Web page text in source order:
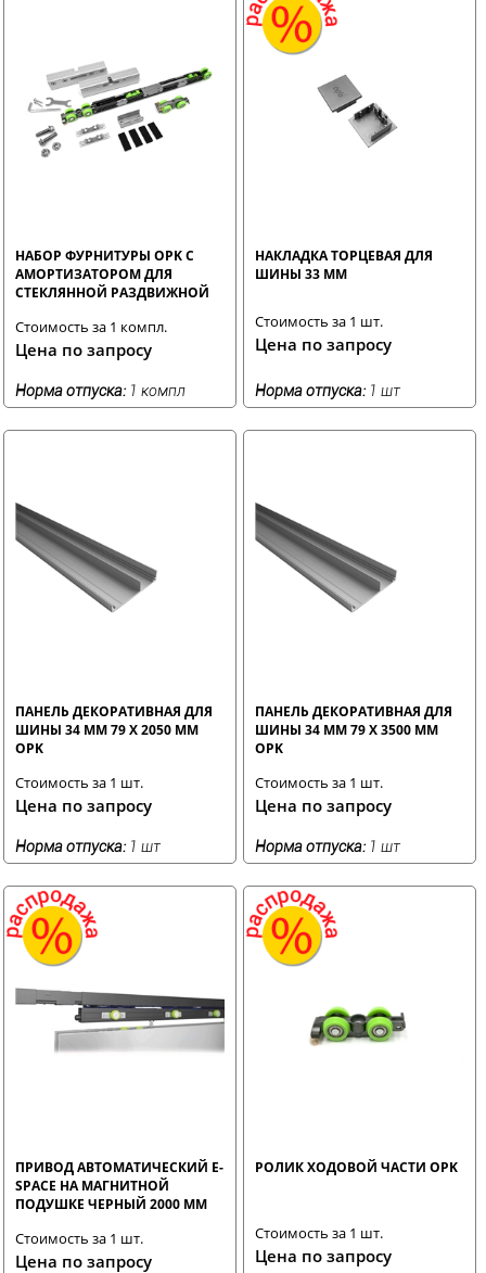
НАБОР ФУРНИТУРЫ OPK С
АМОРТИЗАТОРОМ ДЛЯ
СТЕКЛЯННОЙ РАЗДВИЖНОЙ
Стоимость за 1 компл.
Цена по запросу
Норма отпуска: 1 компл
НАКЛАДКА ТОРЦЕВАЯ ДЛЯ
ШИНЫ 33 ММ
Стоимость за 1 шт.
Цена по запросу
Норма отпуска: 1 шт
ПАНЕЛЬ ДЕКОРАТИВНАЯ ДЛЯ
ШИНЫ 34 ММ 79 Х 2050 ММ
OPK
Стоимость за 1 шт.
Цена по запросу
Норма отпуска: 1 шт
ПАНЕЛЬ ДЕКОРАТИВНАЯ ДЛЯ
ШИНЫ 34 ММ 79 Х 3500 ММ
OPK
Стоимость за 1 шт.
Цена по запросу
Норма отпуска: 1 шт
ПРИВОД АВТОМАТИЧЕСКИЙ E-
SPACE НА МАГНИТНОЙ
ПОДУШКЕ ЧЕРНЫЙ 2000 ММ
Стоимость за 1 шт.
Цена по запросу
РОЛИК ХОДОВОЙ ЧАСТИ ОPK
Стоимость за 1 шт.
Цена по запросу